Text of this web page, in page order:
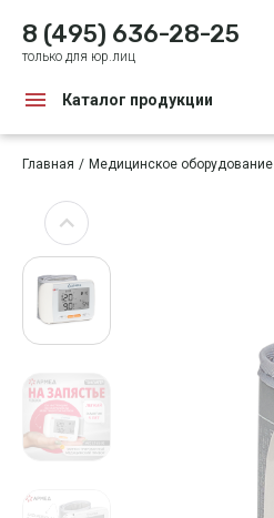
8 (495) 636-28-25
только для юр.лиц
Каталог продукции
Главная Медицинское оборудование